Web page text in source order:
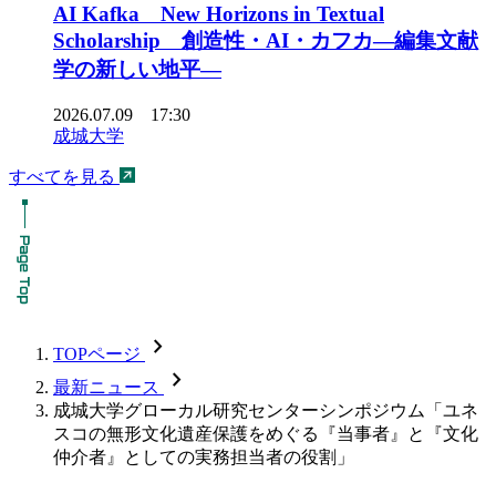
AI Kafka New Horizons in Textual
Scholarship 創造性・AI・カフカ―編集文献
学の新しい地平―
2026.07.09 17:30
成城大学
すべてを見る
TOPページ chevron_forward
最新ニュース chevron_forward
成城大学グローカル研究センターシンポジウム「ユネ
スコの無形文化遺産保護をめぐる『当事者』と『文化
仲介者』としての実務担当者の役割」